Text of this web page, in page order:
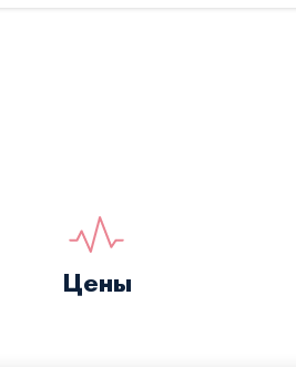
Цены